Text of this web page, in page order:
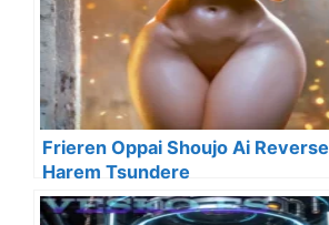
Frieren Oppai Shoujo Ai Reverse
Harem Tsundere